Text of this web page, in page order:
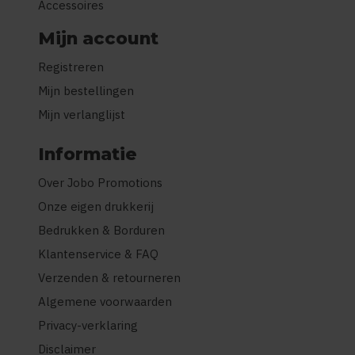
Accessoires
Mijn account
Registreren
Mijn bestellingen
Mijn verlanglijst
Informatie
Over Jobo Promotions
Onze eigen drukkerij
Bedrukken & Borduren
Klantenservice & FAQ
Verzenden & retourneren
Algemene voorwaarden
Privacy-verklaring
Disclaimer